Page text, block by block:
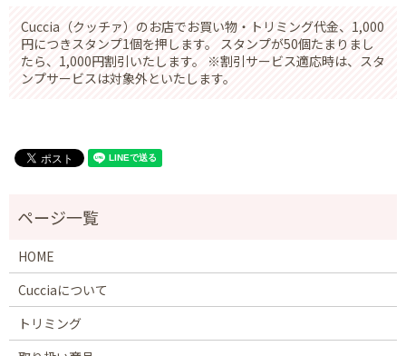
Cuccia（クッチァ）のお店でお買い物・トリミング代金、1,000
円につきスタンプ1個を押します。 スタンプが50個たまりまし
たら、1,000円割引いたします。 ※割引サービス適応時は、スタ
ンプサービスは対象外といたします。
HOME
Cucciaについて
トリミング